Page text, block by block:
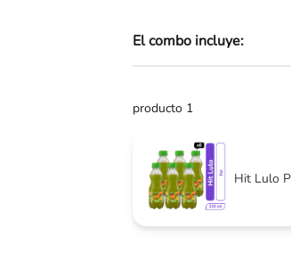
Skip
gallery
El combo incluye:
producto 1
Hit Lulo